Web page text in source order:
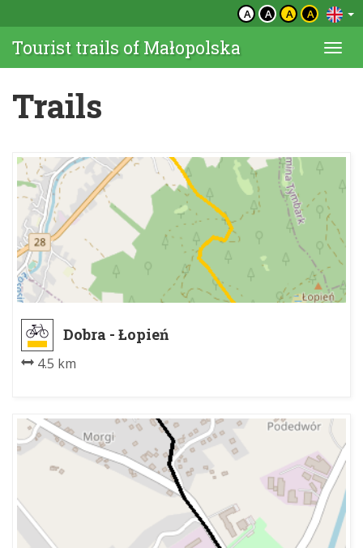
A A A A
Tourist trails of Małopolska
Trails
Dobra - Łopień
4.5 km